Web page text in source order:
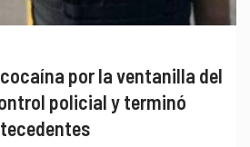
por la ventanilla del
policial y terminó